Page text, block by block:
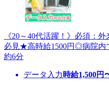
《20～40代活躍！》必須：
必見★高時給1500円◎病院内
約6分
データ入力 時給1,500円